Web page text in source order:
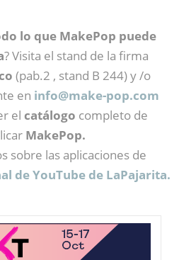
lo que MakePop puede
? Visita el stand de la firma
(pab.2 , stand B 244) y /o
en info@make-pop.com
el catálogo completo de
MakePop.
sobre las aplicaciones de
de YouTube de LaPajarita.